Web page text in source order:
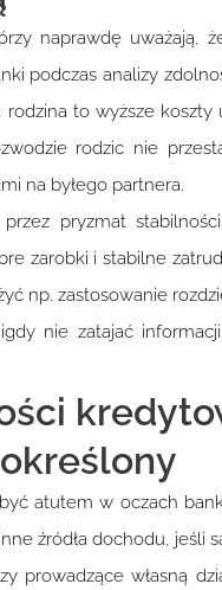
naprawdę uważają,
podczas analizy
to wyższe
rodzic nie
na byłego partnera.
pryzmat stabilności
zarobki i stabilne
np. zastosowanie
nie zatajać
atutem w oczach
źródła dochodu, jeśli
prowadzące własną